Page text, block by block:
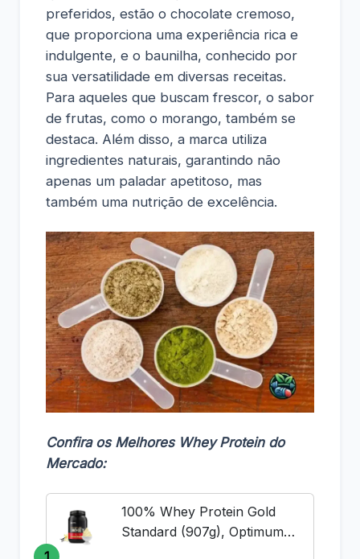
preferidos, estão o chocolate cremoso,
que proporciona uma experiência rica e
indulgente, e o baunilha, conhecido por
sua versatilidade em diversas receitas.
Para aqueles que buscam frescor, o sabor
de frutas, como o morango, também se
destaca. Além disso, a marca utiliza
ingredientes naturais, garantindo não
apenas um paladar apetitoso, mas
também uma nutrição de excelência.
Confira os Melhores Whey Protein do
Mercado:
100% Whey Protein Gold
Standard (907g), Optimum